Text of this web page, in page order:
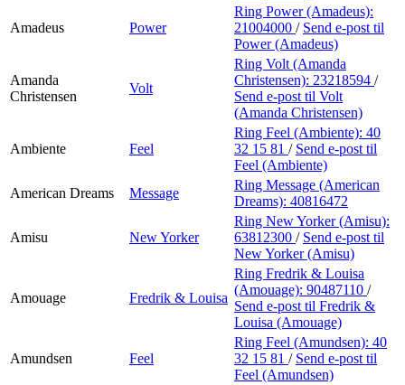
Amadeus Power
Ring Power (Amadeus):
21004000 / Send e-post til
Power (Amadeus)
Amanda
Christensen
Volt
Ring Volt (Amanda
Christensen): 23218594 /
Send e-post til Volt
(Amanda Christensen)
Ambiente Feel
Ring Feel (Ambiente): 40
32 15 81 / Send e-post til
Feel (Ambiente)
American Dreams
Message
Ring Message (American
Dreams): 40816472
Amisu New Yorker
Ring New Yorker (Amisu):
63812300 / Send e-post til
New Yorker (Amisu)
Amouage Fredrik & Louisa
Ring Fredrik & Louisa
(Amouage): 90487110 /
Send e-post til Fredrik &
Louisa (Amouage)
Amundsen Feel
Ring Feel (Amundsen): 40
32 15 81 / Send e-post til
Feel (Amundsen)